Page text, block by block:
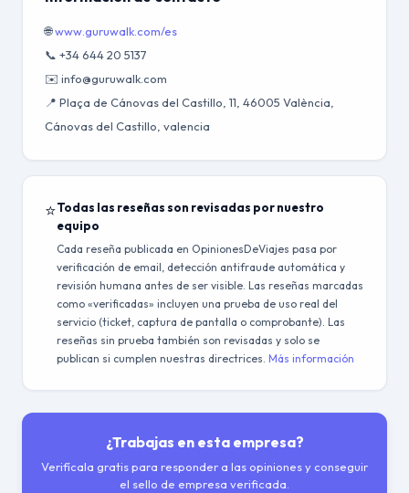
🌐www.guruwalk.com/es
📞 +34 644 20 5137
✉️ info@guruwalk.com
📍 Plaça de Cánovas del Castillo, 11, 46005 València,
Cánovas del Castillo, valencia
⭐Todas las reseñas son revisadas por nuestro
equipo
Cada reseña publicada en OpinionesDeViajes pasa por
verificación de email, detección antifraude automática y
revisión humana antes de ser visible. Las reseñas marcadas
como «verificadas» incluyen una prueba de uso real del
servicio (ticket, captura de pantalla o comprobante). Las
reseñas sin prueba también son revisadas y solo se
publican si cumplen nuestras directrices. Más información
¿Trabajas en esta empresa?
Verifícala gratis para responder a las opiniones y conseguir
el sello de empresa verificada.